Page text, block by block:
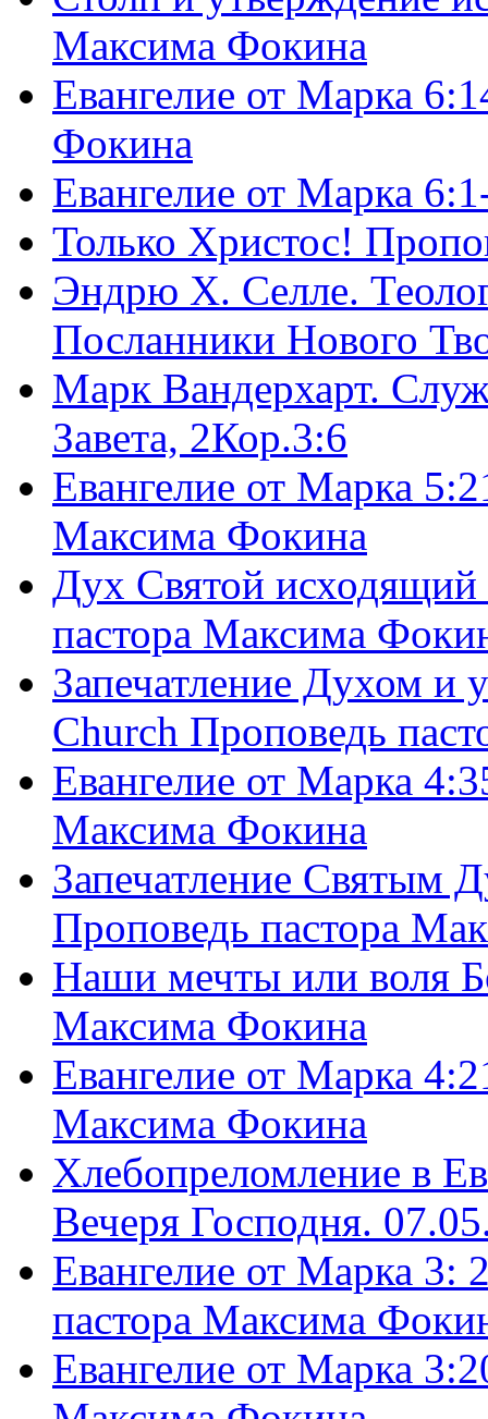
Максима Фокина
Евангелие от Марка
Фокина
Евангелие от Марка
Только Христос!
Эндрю Х. Селле.
Посланники Нового
Марк Вандерхарт.
Завета, 2Кор.3:6
Евангелие от Марка
Максима Фокина
Дух Святой
пастора Максима
Запечатление Духом и
Church Проповедь
Евангелие от Марка
Максима Фокина
Запечатление Святым
Проповедь пастора
Наши мечты или воля
Максима Фокина
Евангелие от Марка
Максима Фокина
Хлебопреломление в
Вечеря Господня.
Евангелие от Марка 3:
пастора Максима
Евангелие от Марка